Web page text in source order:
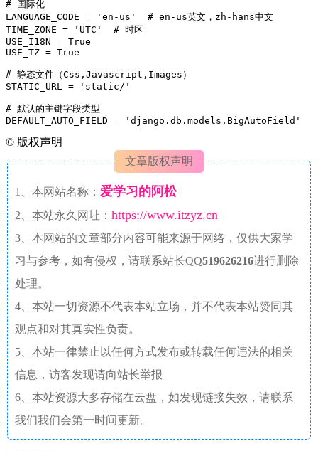
# 国际化
LANGUAGE_CODE = 'en-us'  # en-us英文，zh-hans中文
TIME_ZONE = 'UTC'  # 时区
USE_I18N = True
USE_TZ = True
# 静态文件（Css,Javascript,Images）
STATIC_URL = 'static/'
# 默认的主键字段类型
DEFAULT_AUTO_FIELD = 'django.db.models.BigAutoField'
© 版权声明
文章版权声明
1、本网站名称： 爱学习的阿松
2、本站永久网址： https://www.itzyz.cn
3、本网站的文章部分内容可能来源于网络，仅供大家学
习与参考，如有侵权，请联系站长QQ519626216进行删除
处理。
4、本站一切资源不代表本站立场，并不代表本站赞同其
观点和对其真实性负责。
5、本站一律禁止以任何方式发布或转载任何违法的相关
信息，访客发现请向站长举报
6、本站资源大多存储在云盘，如发现链接失效，请联系
我们我们会第一时间更新。